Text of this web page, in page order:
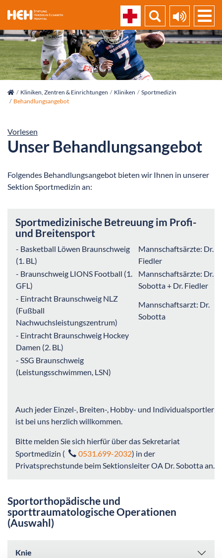
skip_navigation
Kliniken, Zentren & Einrichtungen Kliniken
Sportmedizin
Behandlungsangebot
Vorlesen
Unser Behandlungsangebot
Folgendes Behandlungsangebot bieten wir Ihnen in unserer
Sektion Sportmedizin an:
Sportmedizinische Betreuung im Profi-
und Breitensport
- Basketball Löwen Braunschweig
(1. BL)
Mannschaftsärzte: Dr.
Fiedler
- Braunschweig LIONS Football (1.
GFL)
Mannschaftsärzte: Dr.
Sobotta + Dr. Fiedler
- Eintracht Braunschweig NLZ
(Fußball
Nachwuchsleistungszentrum)
Mannschaftsarzt: Dr.
Sobotta
- Eintracht Braunschweig Hockey
Damen (2. BL)
- SSG Braunschweig
(Leistungsschwimmen, LSN)
Auch jeder Einzel-, Breiten-, Hobby- und Individualsportler
ist bei uns herzlich willkommen.
Bitte melden Sie sich hierfür über das Sekretariat
Sportmedizin (
0531.699-2032) in der
Privatsprechstunde beim Sektionsleiter OA Dr. Sobotta an.
Sportorthopädische und
sporttraumatologische Operationen
(Auswahl)
Knie